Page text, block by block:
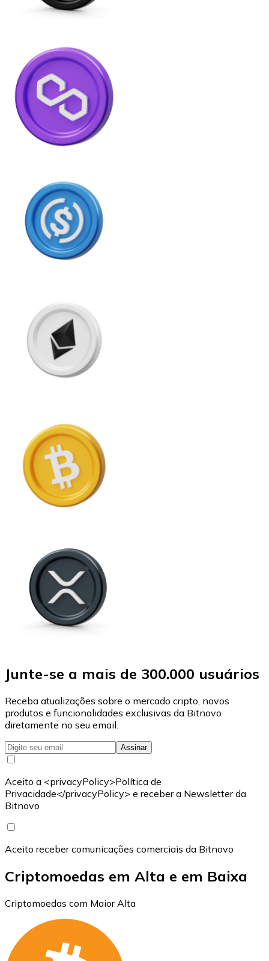
Junte-se a mais de 300.000 usuários
Receba atualizações sobre o mercado cripto, novos
produtos e funcionalidades exclusivas da Bitnovo
diretamente no seu email.
Assinar
Aceito a <privacyPolicy>Política de
Privacidade</privacyPolicy> e receber a Newsletter da
Bitnovo
Aceito receber comunicações comerciais da Bitnovo
Criptomoedas em Alta e em Baixa
Criptomoedas com Maior Alta